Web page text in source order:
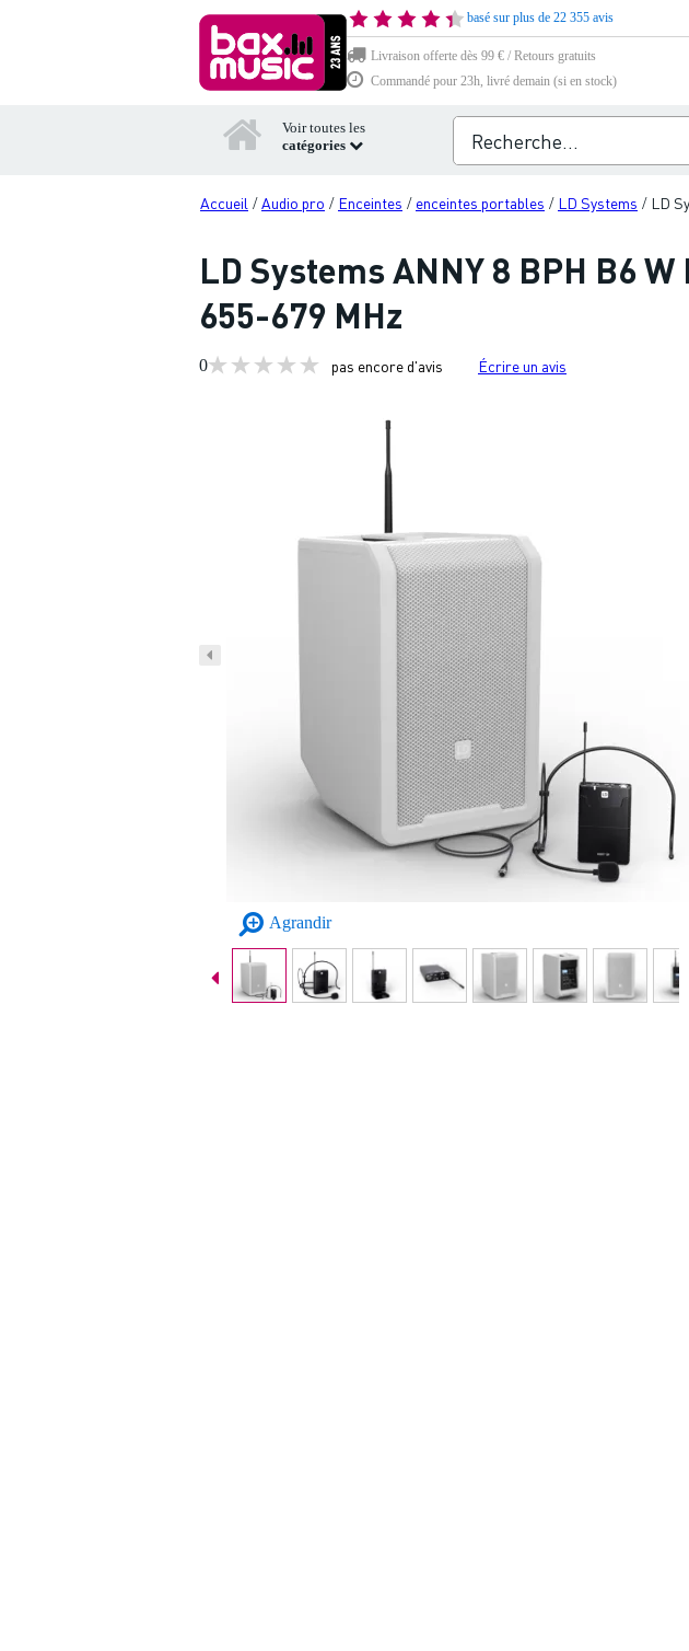
basé sur plus de 22 355 avis
Livraison offerte dès 99 € / Retours gratuits
Commandé pour 23h, livré demain (si en stock)
Voir toutes les
catégories
Accueil /Audio pro / Enceintes / enceintes portables / LD Systems / LD
LD Systems ANNY 8 BPH B6
655-679 MHz
0 pas encore d'avis Écrire un avis
Agrandir